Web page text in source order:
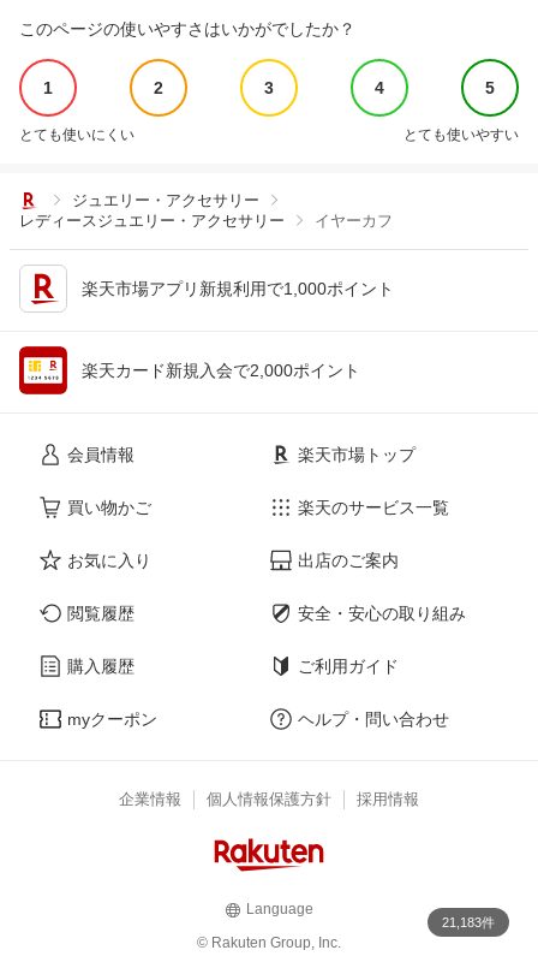
このページの使いやすさはいかがでしたか？
1 2 3 4 5
とても使いにくい とても使いやすい
ジュエリー・アクセサリー
レディースジュエリー・アクセサリー
イヤーカフ
楽天市場アプリ新規利用で1,000ポイント
楽天カード新規入会で2,000ポイント
会員情報
買い物かご
お気に入り
閲覧履歴
購入履歴
myクーポン
楽天市場トップ
楽天のサービス一覧
出店のご案内
安全・安心の取り組み
ご利用ガイド
ヘルプ・問い合わせ
企業情報 個人情報保護方針 採用情報
Language
© Rakuten Group, Inc.
21,183件